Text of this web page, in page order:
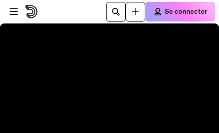
Passer au player
Passer au contenu principal
Se connecter